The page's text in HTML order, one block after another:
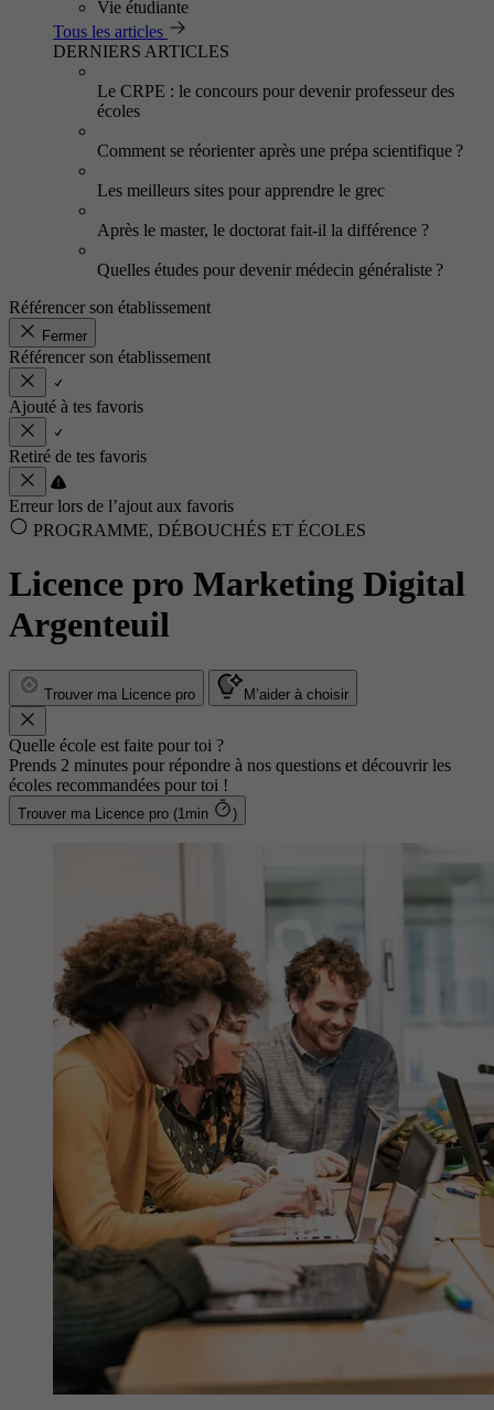
Vie étudiante
Tous les articles
DERNIERS ARTICLES
Le CRPE : le concours pour devenir professeur des
écoles
Comment se réorienter après une prépa scientifique ?
Les meilleurs sites pour apprendre le grec
Après le master, le doctorat fait-il la différence ?
Quelles études pour devenir médecin généraliste ?
Référencer son établissement
Fermer
Référencer son établissement
Ajouté à tes favoris
Retiré de tes favoris
Erreur lors de l’ajout aux favoris
PROGRAMME, DÉBOUCHÉS ET ÉCOLES
Licence pro Marketing Digital
Argenteuil
Trouver ma Licence pro M’aider à choisir
Quelle école est faite pour toi ?
Prends 2 minutes pour répondre à nos questions et découvrir les
écoles recommandées pour toi !
Trouver ma Licence pro (1min )